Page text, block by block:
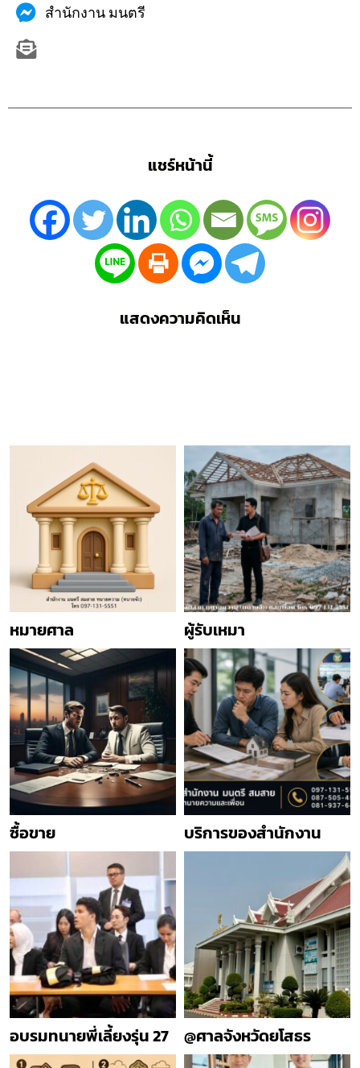
สำนักงาน มนตรี
แชร์หน้านี้
แสดงความคิดเห็น
หมายศาล ผู้รับเหมา
ซื้อขาย บริการของสำนักงาน
อบรมทนายพี่เลี้ยงรุ่น 27 @ศาลจังหวัดยโสธร